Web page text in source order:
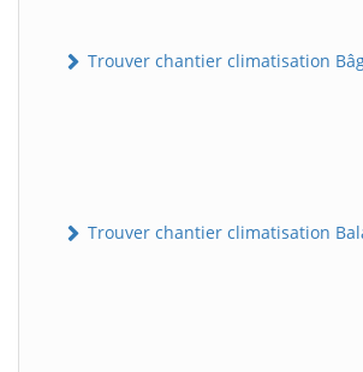
Trouver chantier climatisation
Trouver chantier climatisation